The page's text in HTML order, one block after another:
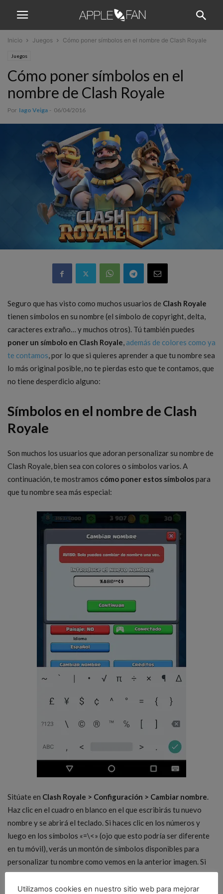
Inicio Juegos Cómo poner símbolos en el nombre de Clash Royale
Juegos
Cómo poner símbolos en el
nombre de Clash Royale
Por Iago Veiga - 06/04/2016
Seguro que has visto como muchos usuarios de Clash Royale
tienen símbolos en su nombre (el símbolo de copyright, delta,
caracteres extraño… y muchos otros). Tú también puedes
poner un símbolo en Clash Royale, además de colores como ya
te contamos, por lo que si quieres aprender a que tu nombre sea
lo más original posible, no te pierdas esto que te contamos, que
no tiene desperdicio alguno:
Símbolos en el nombre de Clash
Royale
Son muchos los usuarios que adoran personalizar su nombre de
Clash Royale, bien sea con colores o símbolos varios. A
continuación, te mostramos cómo poner estos símbolospara
que tu nombre sea más especial:
Sitúate en Clash Royale > Configuración > Cambiar nombre.
Haz clic en el cuadro en blanco en el que escribirás tu nuevo
nombre y se abrirá el teclado. Si haces clic en los números y
luego en los símbolos «=\<» (ojo que esto podría ser diferente
en tu móvil), verás un montón de símbolos disponibles para
personalizar tu nombre como vemos en la anterior imagen. Si
no encuentras los símbolos en tu teclado, escríbenos un
comentario y te ayudaremos.
Utilizamos cookies en nuestro sitio web para mejorar